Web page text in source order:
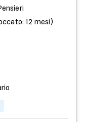
12 mesi)